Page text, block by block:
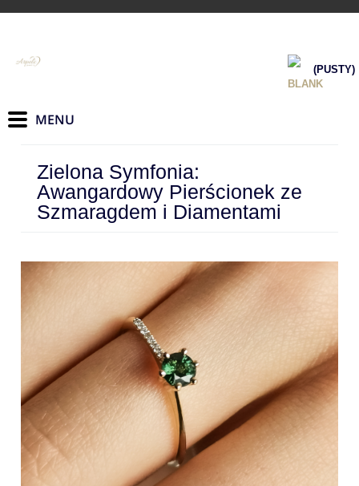
(PUSTY)
Zielona Symfonia:
Awangardowy Pierścionek ze
Szmaragdem i Diamentami